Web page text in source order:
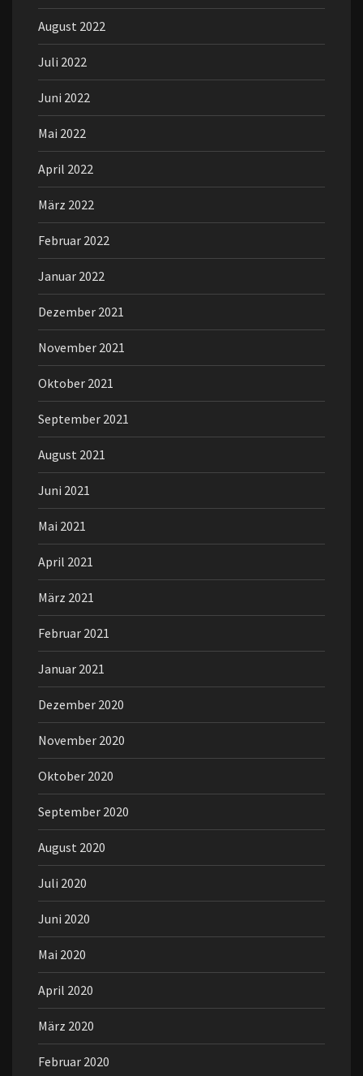
August 2022
Juli 2022
Juni 2022
Mai 2022
April 2022
März 2022
Februar 2022
Januar 2022
Dezember 2021
November 2021
Oktober 2021
September 2021
August 2021
Juni 2021
Mai 2021
April 2021
März 2021
Februar 2021
Januar 2021
Dezember 2020
November 2020
Oktober 2020
September 2020
August 2020
Juli 2020
Juni 2020
Mai 2020
April 2020
März 2020
Februar 2020